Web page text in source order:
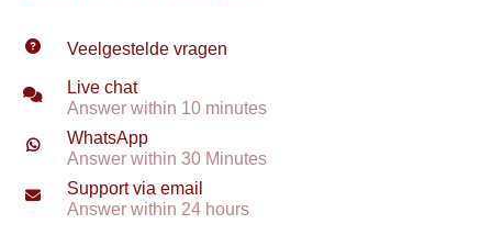
Veelgestelde vragen
Live chat
Answer within 10 minutes
WhatsApp
Answer within 30 Minutes
Support via email
Answer within 24 hours